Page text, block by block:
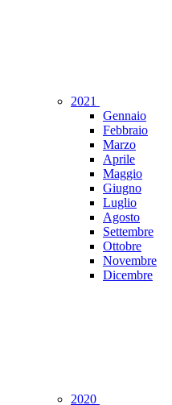
2021
Gennaio
Febbraio
Marzo
Aprile
Maggio
Giugno
Luglio
Agosto
Settembre
Ottobre
Novembre
Dicembre
2020